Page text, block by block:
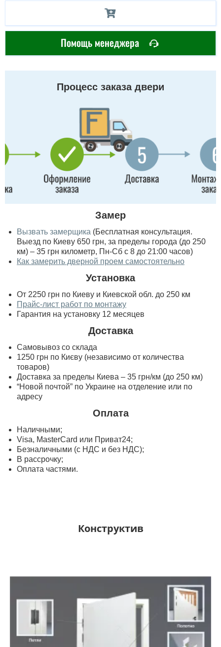
Помощь менеджера
Процесс заказа двери
Замер
Вызвать замерщика (Бесплатная консультация.
Выезд по Киеву 650 грн, за пределы города (до 250
км) – 35 грн километр, Пн-Сб с 8 до 21:00 часов)
Как замерить дверной проем самостоятельно
Установка
От 2250 грн по Киеву и Киевской обл. до 250 км
Прайс-лист работ по монтажу
Гарантия на установку 12 месяцев
Доставка
Самовывоз со склада
1250 грн по Києву (независимо от количества
товаров)
Доставка за пределы Киева – 35 грн/км (до 250 км)
“Новой почтой” по Украине на отделение или по
адресу
Оплата
Наличными;
Visa, MasterСard или Приват24;
Безналичными (с НДС и без НДС);
В рассрочку;
Оплата частями.
Конструктив